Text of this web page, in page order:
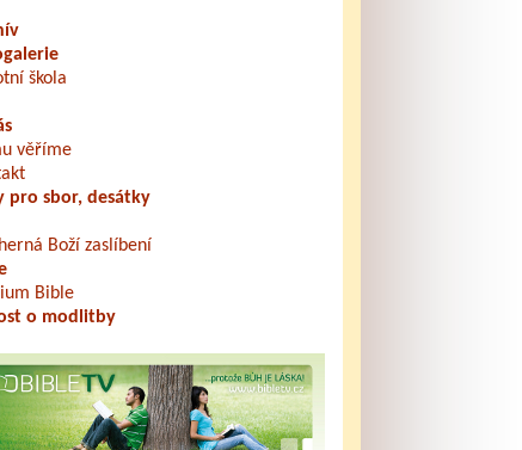
škola
věříme
pro sbor, desátky
Boží zaslíbení
Bible
o modlitby